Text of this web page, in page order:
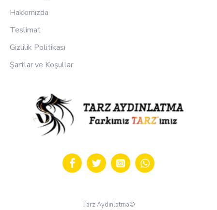
Hakkımızda
Teslimat
Gizlilik Politikası
Şartlar ve Koşullar
Tarz Aydınlatma©